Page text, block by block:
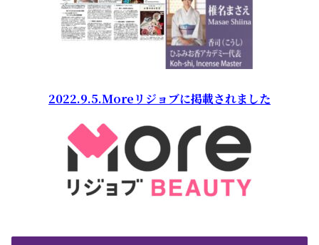
2022.9.5.Moreリジョブに掲載されました